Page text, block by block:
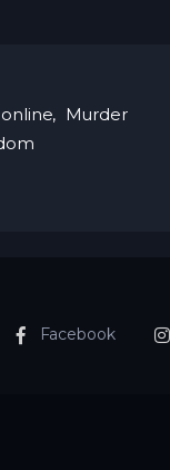
Murder
Facebook